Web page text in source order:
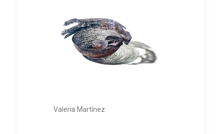
Valeria Martínez